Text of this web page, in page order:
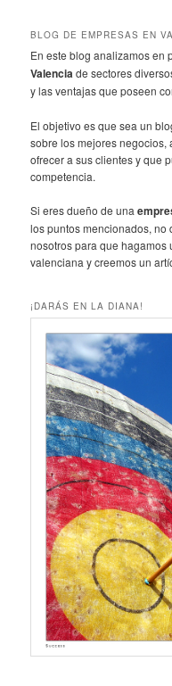
BLOG DE EMPRESAS EN
En este blog analizamos en
Valenciade sectores
y las ventajas que poseen
El objetivo es que sea un
sobre los mejores
ofrecer a sus clientes y que
competencia.
Si eres dueño de una
los puntos mencionados, no
nosotros para que hagamos
valenciana y creemos un
¡DARÁS EN LA DIANA!